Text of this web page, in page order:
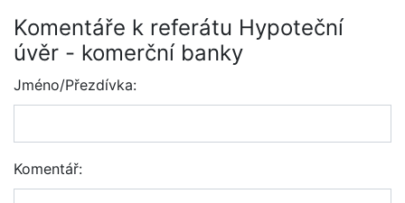
Komentáře k referátu Hypoteční
úvěr - komerční banky
Jméno/Přezdívka:
Komentář: